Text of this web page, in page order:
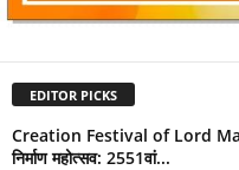
EDITOR PICKS
Creation Festival of Lord
निर्माण महोत्सव: 2551वां...